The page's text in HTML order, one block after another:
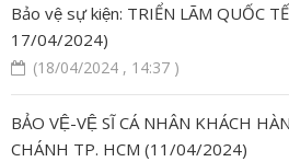
Bảo vệ sự kiện: TRIỂN LÃM QUỐC
17/04/2024)
(18/04/2024 , 14:37 )
BẢO VỆ-VỆ SĨ CÁ NHÂN KHÁCH
CHÁNH TP. HCM (11/04/2024)